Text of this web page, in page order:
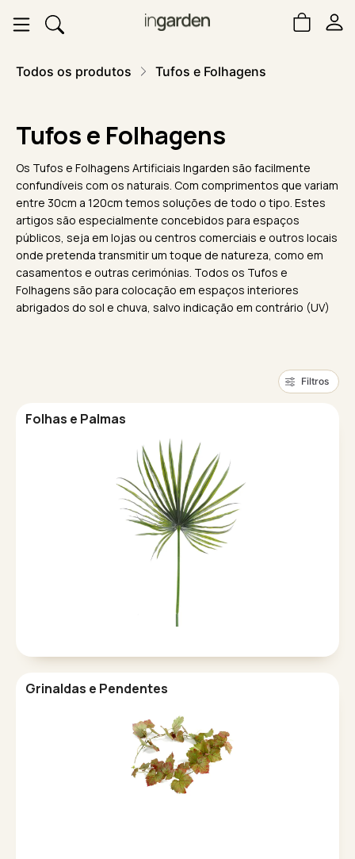
Todos os produtos Tufos e Folhagens
Tufos e Folhagens
Os Tufos e Folhagens Artificiais Ingarden são facilmente
confundíveis com os naturais. Com comprimentos que variam
entre 30cm a 120cm temos soluções de todo o tipo. Estes
artigos são especialmente concebidos para espaços
públicos, seja em lojas ou centros comerciais e outros locais
onde pretenda transmitir um toque de natureza, como em
casamentos e outras cerimónias. Todos os Tufos e
Folhagens são para colocação em espaços interiores
abrigados do sol e chuva, salvo indicação em contrário (UV)
Filtros
Folhas e Palmas
Grinaldas e Pendentes